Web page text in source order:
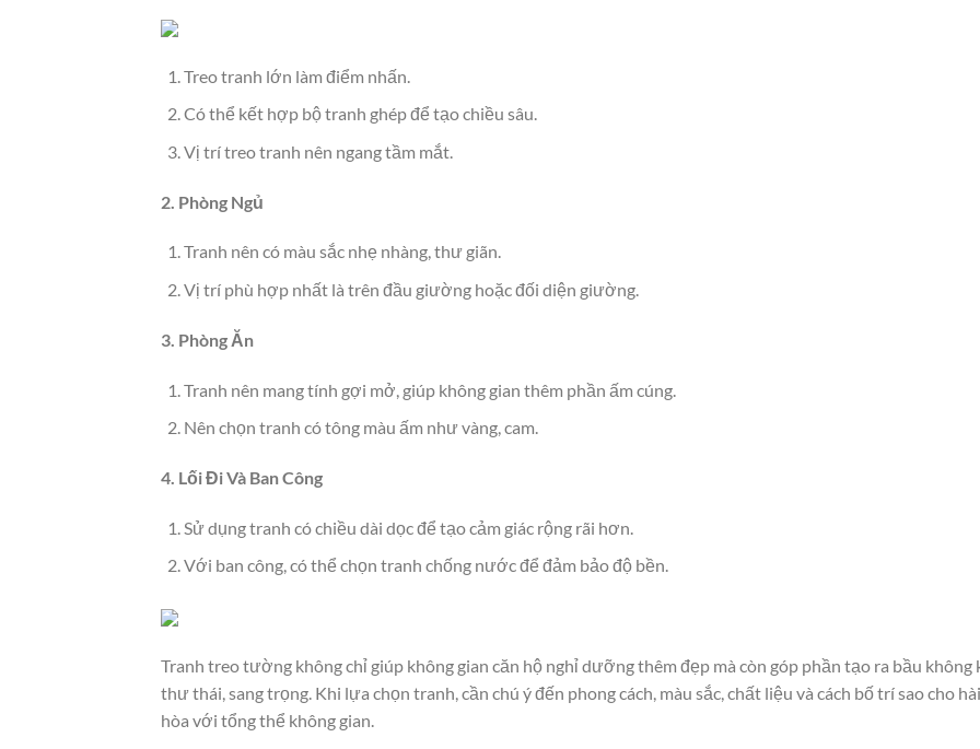
Treo tranh lớn làm điểm nhấn.
Có thể kết hợp bộ tranh ghép để tạo chiều sâu.
Vị trí treo tranh nên ngang tầm mắt.
2. Phòng Ngủ
Tranh nên có màu sắc nhẹ nhàng, thư giãn.
Vị trí phù hợp nhất là trên đầu giường hoặc đối diện giường.
3. Phòng Ăn
Tranh nên mang tính gợi mở, giúp không gian thêm phần ấm cúng.
Nên chọn tranh có tông màu ấm như vàng, cam.
4. Lối Đi Và Ban Công
Sử dụng tranh có chiều dài dọc để tạo cảm giác rộng rãi hơn.
Với ban công, có thể chọn tranh chống nước để đảm bảo độ bền.
Tranh treo tường không chỉ giúp không gian căn hộ nghỉ dưỡng thêm đẹp mà còn góp phần tạo ra bầu không
thư thái, sang trọng. Khi lựa chọn tranh, cần chú ý đến phong cách, màu sắc, chất liệu và cách bố trí sao cho hài
hòa với tổng thể không gian.